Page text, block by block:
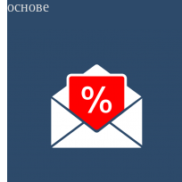
основе